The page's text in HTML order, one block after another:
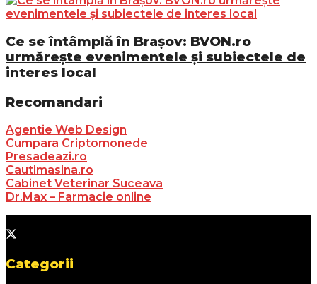
Ce se întâmplă în Brașov: BVON.ro
urmărește evenimentele și subiectele de
interes local
Recomandari
Agentie Web Design
Cumpara Criptomonede
Presadeazi.ro
Cautimasina.ro
Cabinet Veterinar Suceava
Dr.Max – Farmacie online
Categorii